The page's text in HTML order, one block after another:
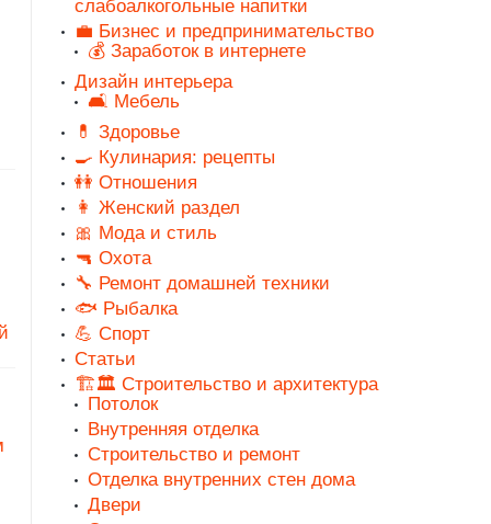
слабоалкогольные напитки
💼 Бизнес и предпринимательство
💰 Заработок в интернете
Дизайн интерьера
🛋️ Мебель
💊 Здоровье
🍳 Кулинария: рецепты
👭 Отношения
👩 Женский раздел
🎀 Мода и стиль
🔫 Охота
🔧 Ремонт домашней техники
🐟 Рыбалка
💪 Спорт
Статьи
🏗️🏛️ Строительство и архитектура
Потолок
Внутренняя отделка
Строительство и ремонт
Отделка внутренних стен дома
Двери